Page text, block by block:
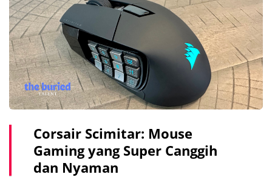
Corsair Scimitar: Mouse
Gaming yang Super Canggih
dan Nyaman